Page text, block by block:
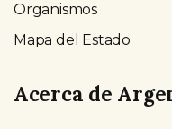
Organismos
Mapa del Estado
Acerca de